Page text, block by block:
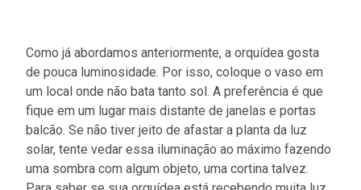
Como já abordamos anteriormente, a orquídea gosta
de pouca luminosidade. Por isso, coloque o vaso em
um local onde não bata tanto sol. A preferência é que
fique em um lugar mais distante de janelas e portas
balcão. Se não tiver jeito de afastar a planta da luz
solar, tente vedar essa iluminação ao máximo fazendo
uma sombra com algum objeto, uma cortina talvez.